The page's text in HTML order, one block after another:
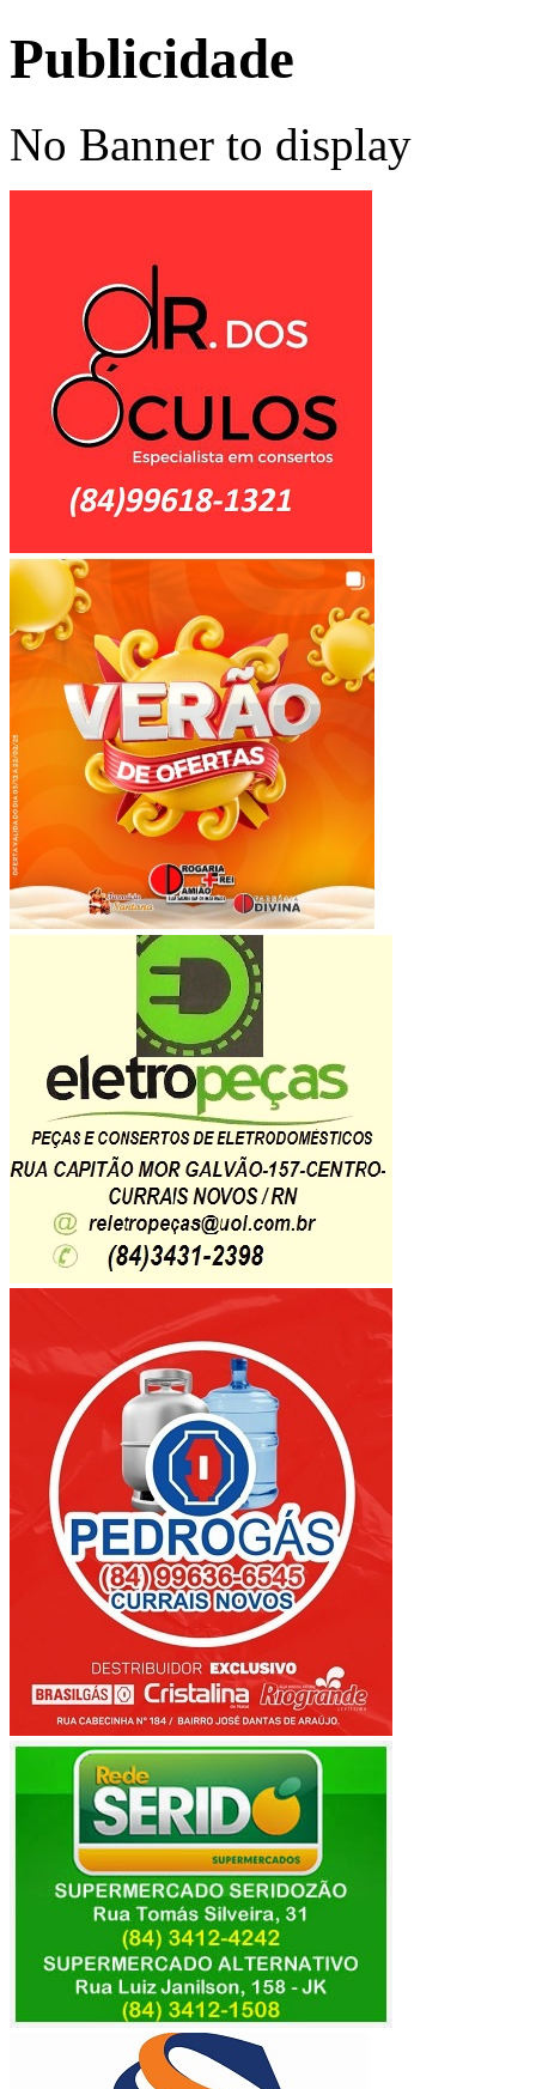
Publicidade
No Banner to display